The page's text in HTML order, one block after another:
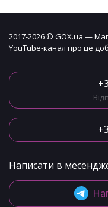
2017-2026 © GOX.ua —
YouTube-канал про це
Написати в